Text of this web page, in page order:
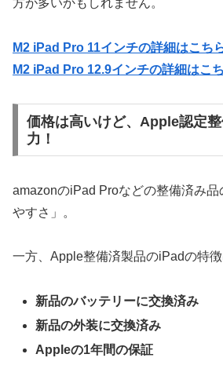
方が多いかもしれません。
M2 iPad Pro 11インチの詳細はこち
M2 iPad Pro 12.9インチの詳細はこ
価格は高いけど、Apple認定
力！
amazonのiPad Proなどの整備済み
やすさ」。
一方、Apple整備済製品のiPadの特徴
新品のバッテリーに交換済み
新品の外装に交換済み
Appleの1年間の保証